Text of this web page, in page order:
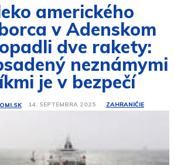
amerického
v Adenskom
dve rakety:
neznámymi
je v bezpečí
14. SEPTEMBRA 2025 ZAHRANIČIE